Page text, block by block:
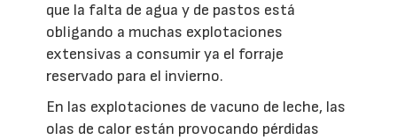
que la falta de agua y de pastos está
obligando a muchas explotaciones
extensivas a consumir ya el forraje
reservado para el invierno.
En las explotaciones de vacuno de leche, las
olas de calor están provocando pérdidas